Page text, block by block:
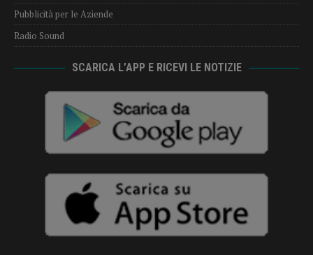
Pubblicità per le Aziende
Radio Sound
SCARICA L’APP E RICEVI LE NOTIZIE